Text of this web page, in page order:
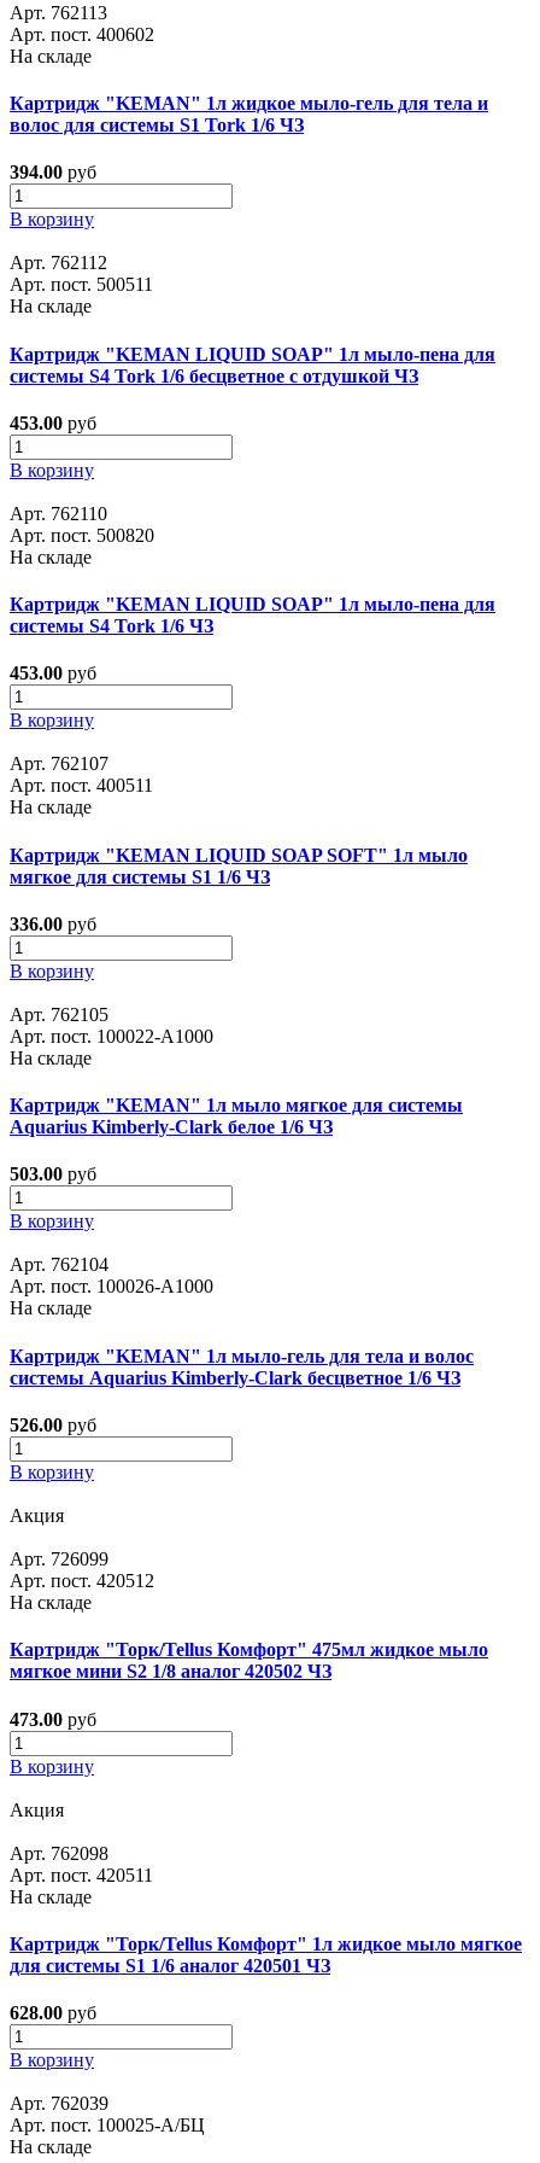
Арт. 762113
Арт. пост. 400602
На складе
Картридж "KEMAN" 1л жидкое мыло-гель для тела и
волос для системы S1 Tork 1/6 ЧЗ
394.00 руб
В корзину
Арт. 762112
Арт. пост. 500511
На складе
Картридж "KEMAN LIQUID SOAP" 1л мыло-пена для
системы S4 Tork 1/6 бесцветное с отдушкой ЧЗ
453.00 руб
В корзину
Арт. 762110
Арт. пост. 500820
На складе
Картридж "KEMAN LIQUID SOAP" 1л мыло-пена для
системы S4 Tork 1/6 ЧЗ
453.00 руб
В корзину
Арт. 762107
Арт. пост. 400511
На складе
Картридж "KEMAN LIQUID SOAP SOFT" 1л мыло
мягкое для системы S1 1/6 ЧЗ
336.00 руб
В корзину
Арт. 762105
Арт. пост. 100022-А1000
На складе
Картридж "KEMAN" 1л мыло мягкое для системы
Aquarius Kimberly-Clark белое 1/6 ЧЗ
503.00 руб
В корзину
Арт. 762104
Арт. пост. 100026-А1000
На складе
Картридж "KEMAN" 1л мыло-гель для тела и волос
системы Aquarius Kimberly-Clark бесцветное 1/6 ЧЗ
526.00 руб
В корзину
Акция
Арт. 726099
Арт. пост. 420512
На складе
Картридж "Торк/Tellus Комфорт" 475мл жидкое мыло
мягкое мини S2 1/8 аналог 420502 ЧЗ
473.00 руб
В корзину
Акция
Арт. 762098
Арт. пост. 420511
На складе
Картридж "Торк/Tellus Комфорт" 1л жидкое мыло мягкое
для системы S1 1/6 аналог 420501 ЧЗ
628.00 руб
В корзину
Арт. 762039
Арт. пост. 100025-А/БЦ
На складе